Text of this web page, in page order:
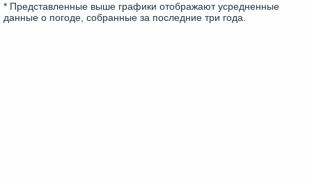
* Представленные выше графики отображают усредненные
данные о погоде, собранные за последние три года.